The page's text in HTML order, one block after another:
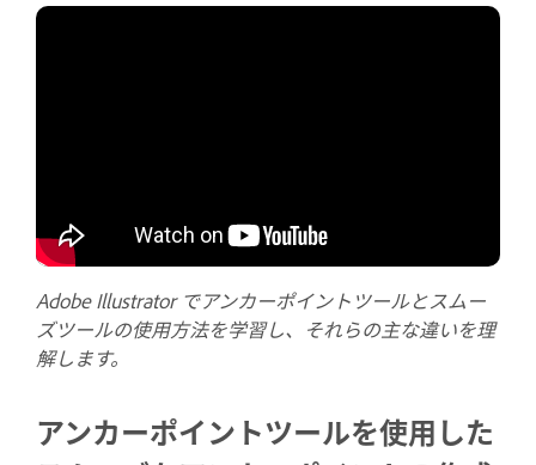
Adobe Illustrator でアンカーポイントツールとスムー
ズツールの使用方法を学習し、それらの主な違いを理
解します。
アンカーポイントツールを使用した